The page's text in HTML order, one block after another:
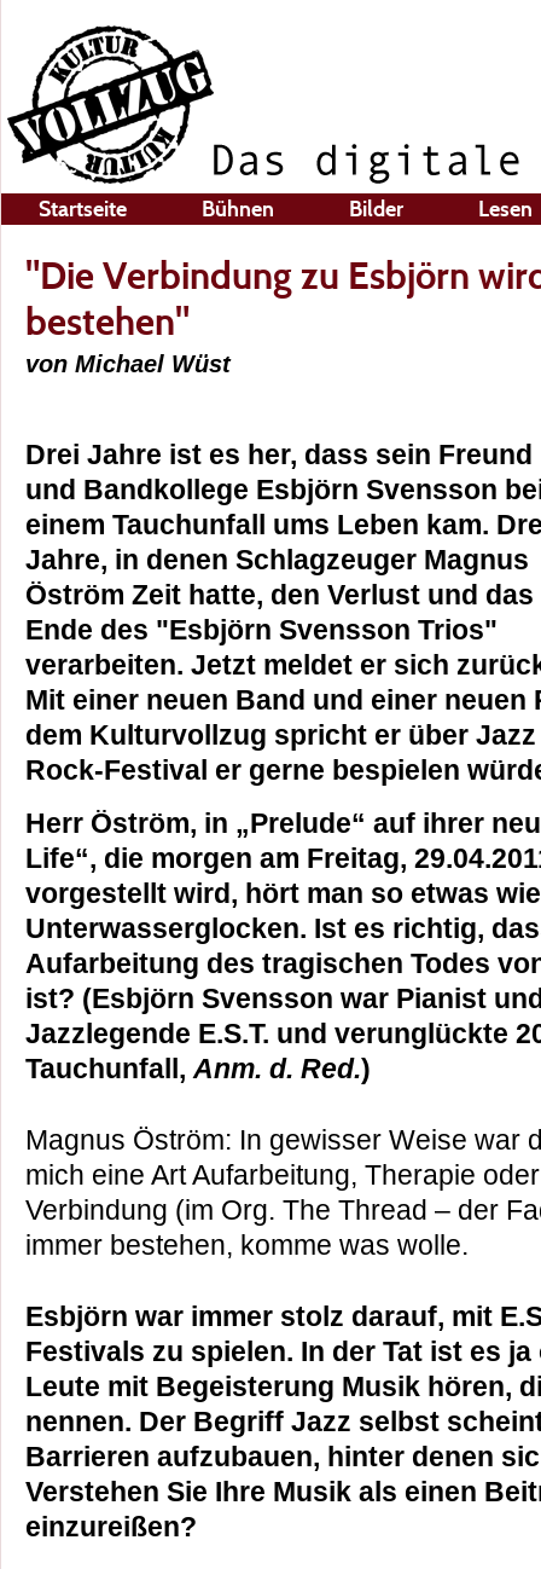
Startseite Bühnen Bilder Lesen
"Die Verbindung zu Esbjörn
bestehen"
von Michael Wüst
Drei Jahre ist es her, dass sein Freund
und Bandkollege Esbjörn Svensson
einem Tauchunfall ums Leben kam.
Jahre, in denen Schlagzeuger Magnus
Öström Zeit hatte, den Verlust und das
Ende des "Esbjörn Svensson Trios"
verarbeiten. Jetzt meldet er sich
Mit einer neuen Band und einer neuen
dem Kulturvollzug spricht er über
Rock-Festival er gerne bespielen
Herr Öström, in „Prelude“ auf ihrer
Life“, die morgen am Freitag,
vorgestellt wird, hört man so etwas
Unterwasserglocken. Ist es richtig,
Aufarbeitung des tragischen Todes
ist? (Esbjörn Svensson war Pianist
Jazzlegende E.S.T. und verunglückte
Tauchunfall, Anm. d. Red.)
Magnus Öström: In gewisser Weise war
mich eine Art Aufarbeitung, Therapie
Verbindung (im Org. The Thread – der
immer bestehen, komme was wolle.
Esbjörn war immer stolz darauf, mit
Festivals zu spielen. In der Tat ist es
Leute mit Begeisterung Musik hören,
nennen. Der Begriff Jazz selbst
Barrieren aufzubauen, hinter denen
Verstehen Sie Ihre Musik als einen
einzureißen?